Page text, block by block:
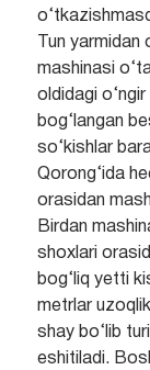
Tun
mashinasi
oldidagi o‘ngir
bog‘langan
so‘kishlar
Qorong‘ida
orasidan
Birdan
shoxlari
bog‘liq yetti
metrlar
shay bo‘lib
eshitiladi.